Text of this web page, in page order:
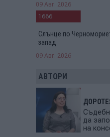
09 Авг. 2026
1666
Слънце по
запад
09 Авг. 2026
АВТОРИ
да
на